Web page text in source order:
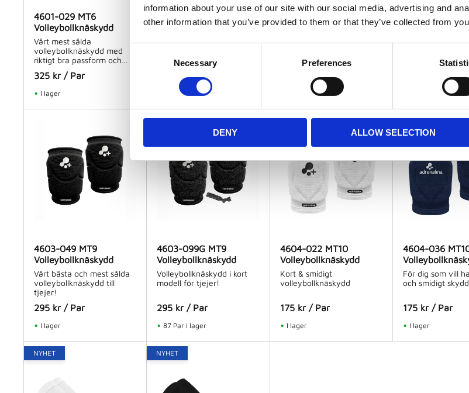
information about your use of our site with our social media, advertising and
other information that you’ve provided to them or that they’ve collected from
e
Necessary Preferences
DENY ALLOW SELECTION
4601-029 MT6
Volleybollknäskydd
Vårt mest sålda
volleybollknäskydd med
riktigt bra passform och
dämpning
325kr / Par
I lager
4601-04 MT6
Volleybollknäskydd
Vårt mest sålda
riktigt bra passform och
dämpning.
kr /Par
I lager
4601-049 MT6
Volleybollknäskydd
Vårt mest sålda
riktigt bra passform och
dämpning.
/Par
48 Par i lager
4602-022 MT7
Populärt
Par
54 Par i lager
4603-049 MT9
Volleybollknäskydd
Vårt bästa och mest sålda
volleybollknäskydd till
tjejer!
295kr / Par
I lager
4603-099G MT9
Volleybollknäskydd
Volleybollknäskydd i kort
modell för tjejer!
295 kr / Par
87 Par i lager
4604-022 MT10
Volleybollknäskydd
Kort & smidigt
volleybollknäskydd
175kr / Par
I lager
4604-036
För dig som vill
och smidigt
175 kr / Par
I lager
NYHET NYHET